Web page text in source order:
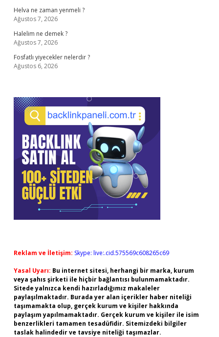
Helva ne zaman yenmeli ?
Ağustos 7, 2026
Halelim ne demek ?
Ağustos 7, 2026
Fosfatlı yiyecekler nelerdir ?
Ağustos 6, 2026
Reklam ve İletişim: Skype: live:.cid.575569c608265c69
Yasal Uyarı: Bu internet sitesi, herhangi bir marka, kurum
veya şahıs şirketi ile hiçbir bağlantısı bulunmamaktadır.
Sitede yalnızca kendi hazırladığımız makaleler
paylaşılmaktadır. Burada yer alan içerikler haber niteliği
taşımamakta olup, gerçek kurum ve kişiler hakkında
paylaşım yapılmamaktadır. Gerçek kurum ve kişiler ile isim
benzerlikleri tamamen tesadüfidir. Sitemizdeki bilgiler
taslak halindedir ve tavsiye niteliği taşımazlar.